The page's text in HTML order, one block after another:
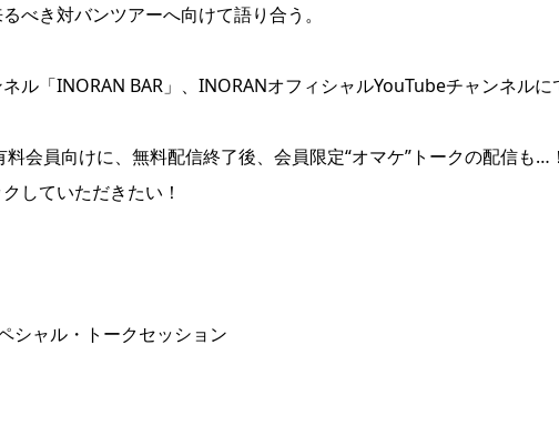
べき対バンツアーへ向けて語り合う。
ル「INORAN BAR」、INORANオフィシャルYouTubeチャンネルに
会員向けに、無料配信終了後、会員限定“オマケ”トークの配信も…！
していただきたい！
シャル・トークセッション